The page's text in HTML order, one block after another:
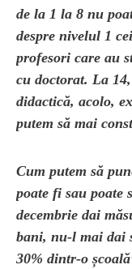
de la 1 la 8 nu
despre nivelul 1
profesori care au
cu doctorat. La
didactică, acolo,
putem să mai
Cum putem să
poate fi sau poate
decembrie dai
bani, nu-l mai dai
30% dintr-o